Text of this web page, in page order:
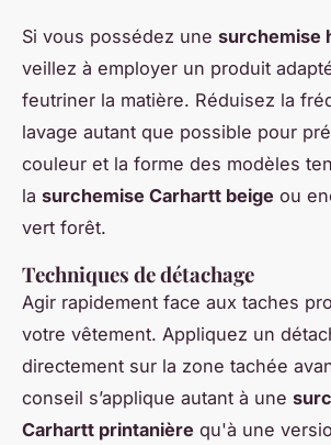
Si vous possédez une surchemise
veillez à employer un produit
feutriner la matière. Réduisez la
lavage autant que possible pour
couleur et la forme des modèles
la surchemise Carhartt beige ou
vert forêt.
Techniques de détachage
Agir rapidement face aux taches
votre vêtement. Appliquez un
directement sur la zone tachée
conseil s’applique autant à une
Carhartt printanière qu'à une